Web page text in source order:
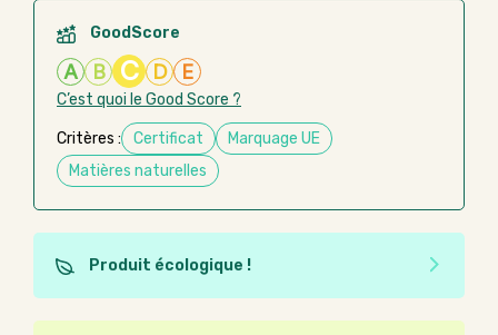
GoodScore
A B C D E
C’est quoi le Good Score ?
Critères : Certificat
Marquage UE
Matières naturelles
Produit écologique !
Ce produit est éco-conçu, il a été fabriqué à partir de
matériaux recyclés ou recyclables. Ces produits